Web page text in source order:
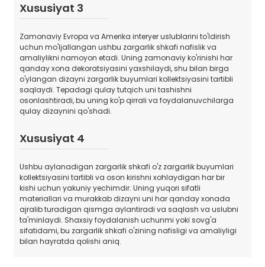
Xususiyat 3
Zamonaviy Evropa va Amerika interyer uslublarini to'ldirish
uchun mo'ljallangan ushbu zargarlik shkafi nafislik va
amaliylikni namoyon etadi. Uning zamonaviy ko'rinishi har
qanday xona dekoratsiyasini yaxshilaydi, shu bilan birga
o'ylangan dizayni zargarlik buyumlari kollektsiyasini tartibli
saqlaydi. Tepadagi qulay tutqich uni tashishni
osonlashtiradi, bu uning ko'p qirrali va foydalanuvchilarga
qulay dizaynini qo'shadi.
Xususiyat 4
Ushbu aylanadigan zargarlik shkafi o'z zargarlik buyumlari
kollektsiyasini tartibli va oson kirishni xohlaydigan har bir
kishi uchun yakuniy yechimdir. Uning yuqori sifatli
materiallari va murakkab dizayni uni har qanday xonada
ajralib turadigan qismga aylantiradi va saqlash va uslubni
ta'minlaydi. Shaxsiy foydalanish uchunmi yoki sovg'a
sifatidami, bu zargarlik shkafi o'zining nafisligi va amaliyligi
bilan hayratda qolishi aniq.